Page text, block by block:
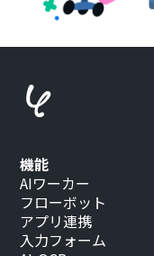
機能
AIワーカー
フローボット
アプリ連携
入力フォーム